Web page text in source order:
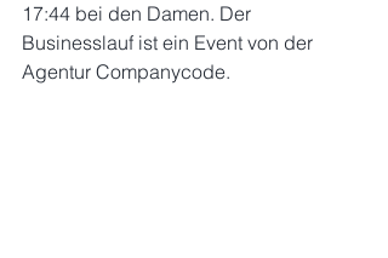
17:44 bei den Damen. Der
Businesslauf ist ein Event von der
Agentur Companycode.